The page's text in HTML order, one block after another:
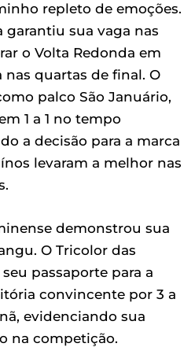
repleto de emoções.
sua vaga nas
o Volta Redonda em
quartas de final. O
palco São Januário,
1 a 1 no tempo
a decisão para a marca
levaram a melhor nas
demonstrou sua
O Tricolor das
passaporte para a
convincente por 3 a
evidenciando sua
na competição.